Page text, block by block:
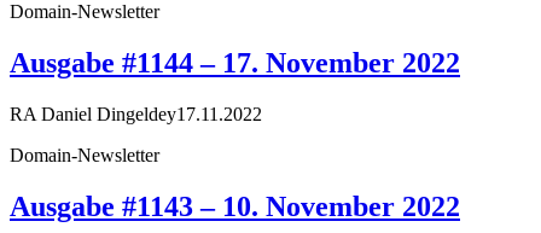
Domain-Newsletter
Ausgabe #1144 – 17. November 2022
RA Daniel Dingeldey17.11.2022
Domain-Newsletter
Ausgabe #1143 – 10. November 2022